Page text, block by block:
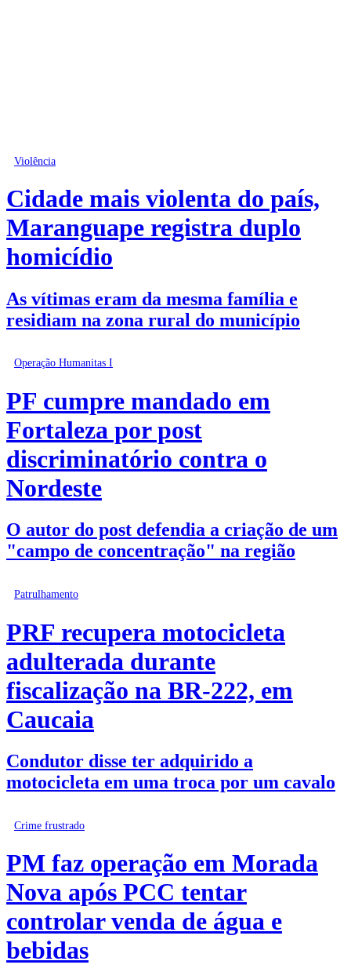
Violência
Cidade mais violenta do país,
Maranguape registra duplo
homicídio
As vítimas eram da mesma família e
residiam na zona rural do município
Operação Humanitas I
PF cumpre mandado em
Fortaleza por post
discriminatório contra o
Nordeste
O autor do post defendia a criação de um
"campo de concentração" na região
Patrulhamento
PRF recupera motocicleta
adulterada durante
fiscalização na BR-222, em
Caucaia
Condutor disse ter adquirido a
motocicleta em uma troca por um cavalo
Crime frustrado
PM faz operação em Morada
Nova após PCC tentar
controlar venda de água e
bebidas